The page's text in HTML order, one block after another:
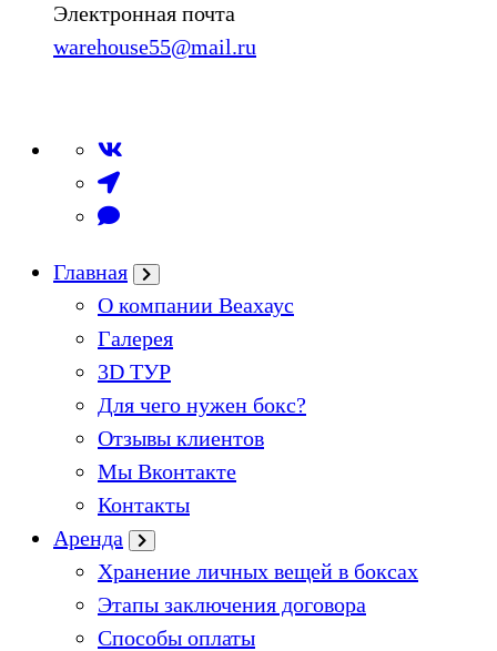
Электронная почта
warehouse55@mail.ru
Главная
О компании Веахаус
Галерея
3D ТУР
Для чего нужен бокс?
Отзывы клиентов
Мы Вконтакте
Контакты
Аренда
Хранение личных вещей в боксах
Этапы заключения договора
Способы оплаты